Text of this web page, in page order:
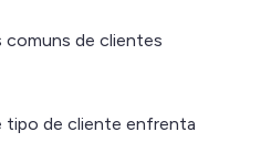
comuns de clientes
tipo de cliente enfrenta